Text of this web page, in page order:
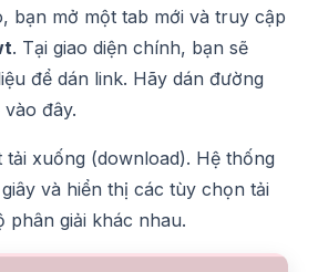
bạn mở một tab mới và truy cập
. Tại giao diện chính, bạn sẽ
để dán link. Hãy dán đường
đây.
tải xuống (download). Hệ thống
và hiển thị các tùy chọn tải
phân giải khác nhau.